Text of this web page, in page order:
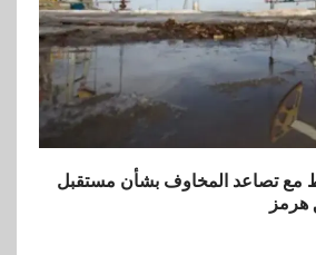
مع تصاعد المخاوف بشأن مستقبل
هرمز